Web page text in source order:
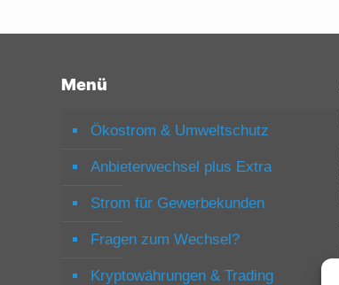
Menü
Ökostrom & Umweltschutz
Anbieterwechsel plus Extra
Strom für Gewerbekunden
Fragen zum Wechsel?
Kryptowährungen & Trading